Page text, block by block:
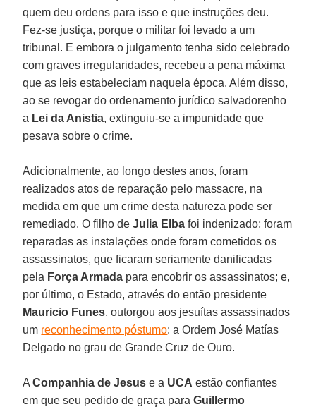
quem deu ordens para isso e que instruções deu.
Fez-se justiça, porque o militar foi levado a um
tribunal. E embora o julgamento tenha sido celebrado
com graves irregularidades, recebeu a pena máxima
que as leis estabeleciam naquela época. Além disso,
ao se revogar do ordenamento jurídico salvadorenho
a Lei da Anistia, extinguiu-se a impunidade que
pesava sobre o crime.
Adicionalmente, ao longo destes anos, foram
realizados atos de reparação pelo massacre, na
medida em que um crime desta natureza pode ser
remediado. O filho deJulia Elba foi indenizado; foram
reparadas as instalações onde foram cometidos os
assassinatos, que ficaram seriamente danificadas
pela Força Armada para encobrir os assassinatos; e,
por último, o Estado, através do então presidente
Mauricio Funes, outorgou aos jesuítas assassinados
um reconhecimento póstumo: a Ordem José Matías
Delgado no grau de Grande Cruz de Ouro.
ACompanhia de Jesus e a UCA estão confiantes
em que seu pedido de graça paraGuillermo